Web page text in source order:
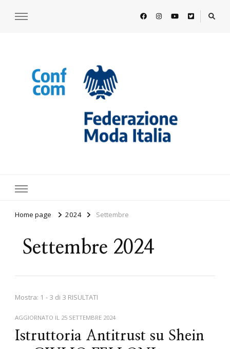
Home page 2024 Settembre
Settembre 2024
Mostra: 1 - 3 di 3 RISULTATI
AGGIORNATO IL 25 SETTEMBRE 2024
Istruttoria Antitrust su Shein